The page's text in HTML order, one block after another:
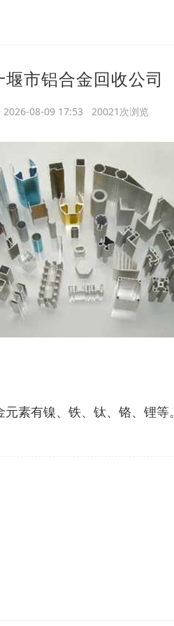
堰市铝合金回收公司
2026-08-09 17:53 20021次浏览
素有镍、铁、钛、铬、锂等。